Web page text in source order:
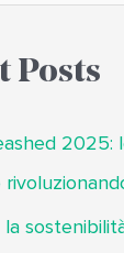
Posts
2025:
la